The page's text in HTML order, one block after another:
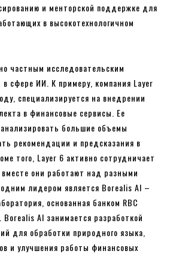
и менторской поддержке для
в высокотехнологичном
частным исследовательским
сфере ИИ. К примеру, компания Layer
специализируется на внедрении
в финансовые сервисы. Ее
большие объемы
рекомендации и предсказания в
того, Layer 6 активно сотрудничает
они работают над разными
лидером является Borealis AI –
основанная банком RBC
Borealis AI занимается разработкой
для обработки природного языка,
и улучшения работы финансовых